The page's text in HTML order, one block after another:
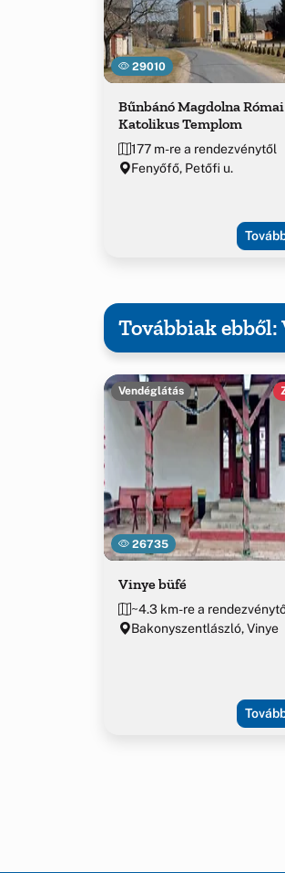
29010
Bűnbánó Magdolna Római
Katolikus Templom
177 m-re a rendezvénytől
Fenyőfő, Petőfi u.
Továbbiak ebből:
26735
Vendéglátás
Vinye büfé
~4.3 km-re a
Bakonyszentlászló, Vinye